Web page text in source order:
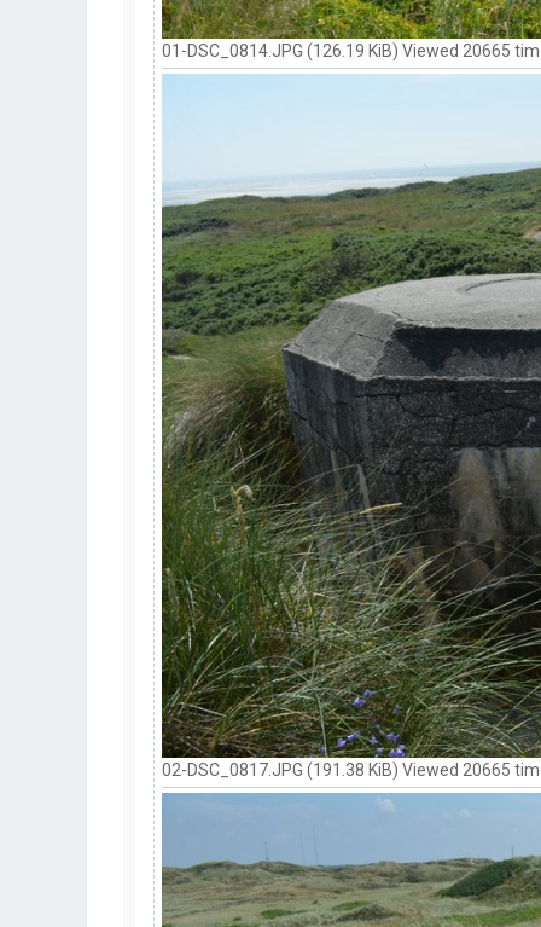
01-DSC_0814.JPG (126.19 KiB) Viewed 20665
02-DSC_0817.JPG (191.38 KiB) Viewed 20665